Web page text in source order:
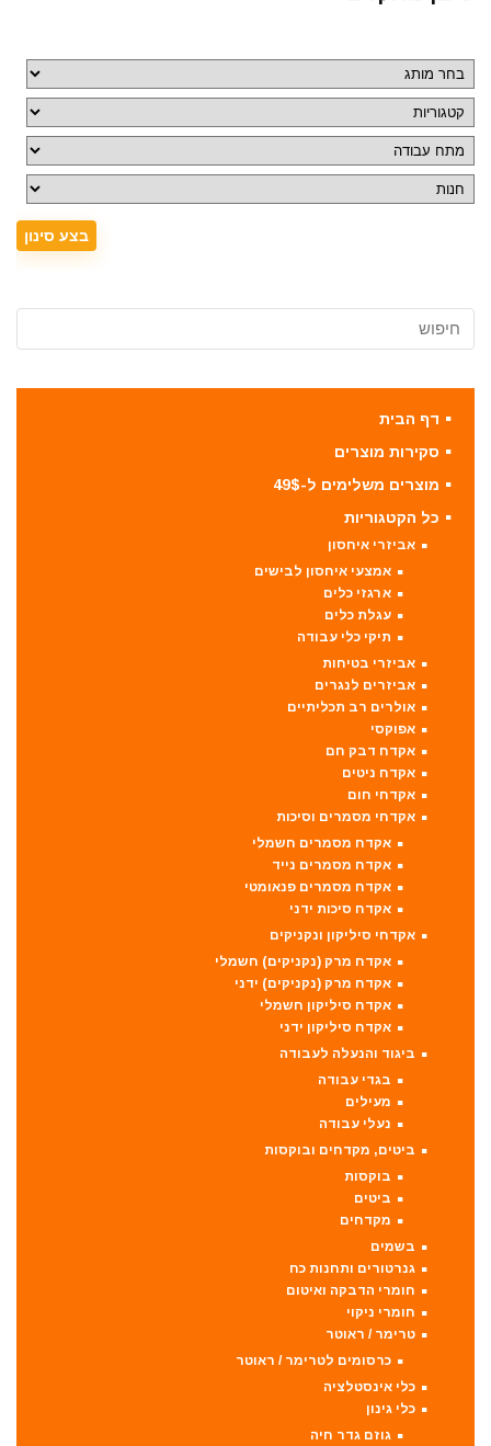
דף הבית
סקירות מוצרים
מוצרים משלימים ל-49$
כל הקטגוריות
אביזרי איחסון
אמצעי איחסון לבישים
ארגזי כלים
עגלת כלים
תיקי כלי עבודה
אביזרי בטיחות
אביזרים לנגרים
אולרים רב תכליתיים
אפוקסי
אקדח דבק חם
אקדח ניטים
אקדחי חום
אקדחי מסמרים וסיכות
אקדח מסמרים חשמלי
אקדח מסמרים נייד
אקדח מסמרים פנאומטי
אקדח סיכות ידני
אקדחי סיליקון ונקניקים
אקדח מרק (נקניקים) חשמלי
אקדח מרק (נקניקים) ידני
אקדח סיליקון חשמלי
אקדח סיליקון ידני
ביגוד והנעלה לעבודה
בגדי עבודה
מעילים
נעלי עבודה
ביטים, מקדחים ובוקסות
בוקסות
ביטים
מקדחים
בשמים
גנרטורים ותחנות כח
חומרי הדבקה ואיטום
חומרי ניקוי
טרימר / ראוטר
כרסומים לטרימר / ראוטר
כלי אינסטלציה
כלי גינון
גוזם גדר חיה